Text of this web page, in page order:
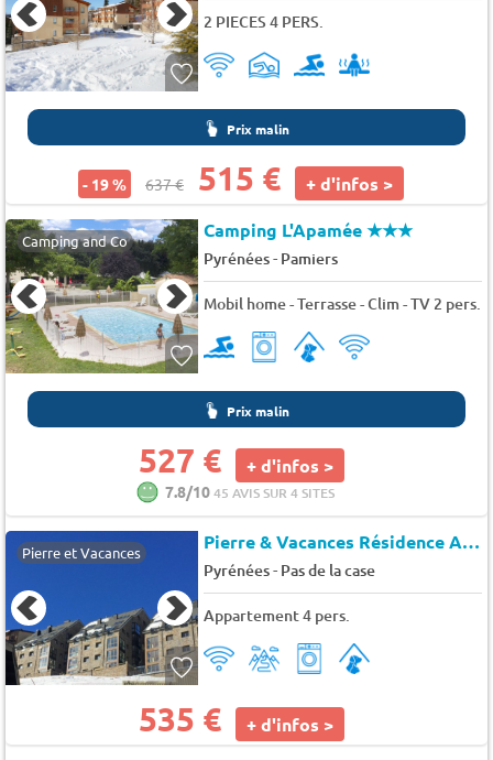
2 PIECES 4 PERS.
Prix malin
- 19 % 637 € 515 € + d'infos >
Camping and Co Camping L'Apamée★★★
Pyrénées- Pamiers
Mobil home - Terrasse - Clim - TV 2 pers.
Prix malin
527 € + d'infos >
7.8/1045 AVIS SUR 4 SITES
Pierre et Vacances Pierre & Vacances Résidence Andorra Pas de la Casa Princesa
Pyrénées- Pas de la case
Appartement 4 pers.
535 € + d'infos >